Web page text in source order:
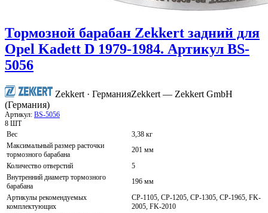
Тормозной барабан Zekkert задний для
Opel Kadett D 1979-1984. Артикул BS-
5056
Zekkert · ГерманияZekkert — Zekkert GmbH
(Германия)
Артикул: BS-5056
8 ШТ
Вес
3,38 кг
Максимальный размер расточки
тормозного барабана
201 мм
Количество отверстий
5
Внутренний диаметр тормозного
барабана
196 мм
Артикулы рекомендуемых
комплектующих
CP-1105, CP-1205, CP-1305, CP-1965, FK-
2005, FK-2010